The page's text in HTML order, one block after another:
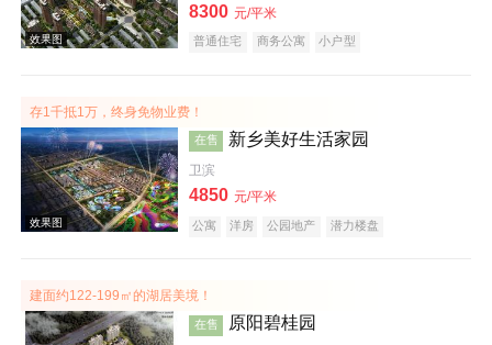
效果图
8300 元/平米
普通住宅 商务公寓 小户型
存1千抵1万，终身免物业费！
在售 新乡美好生活家园
卫滨
4850 元/平米
公寓 洋房 公园地产
潜力楼盘
建面约122-199㎡的湖居美境！
在售 原阳碧桂园